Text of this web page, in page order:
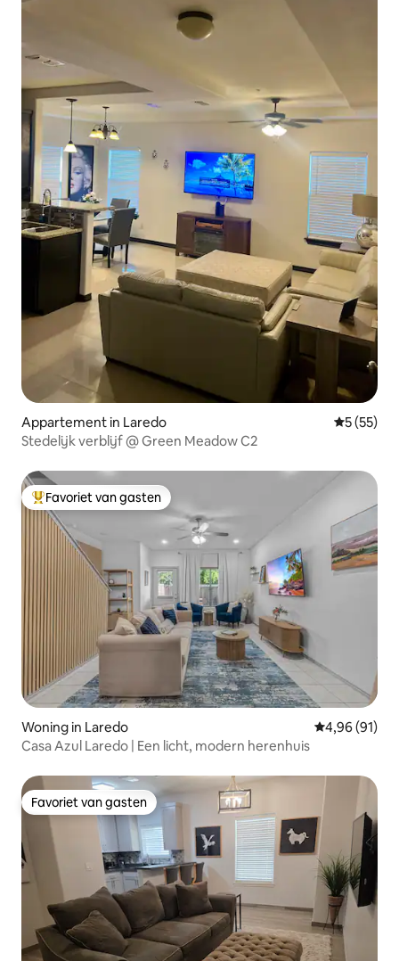
Appartement in Laredo
5 (55)
Stedelijk verblijf @ Green Meadow C2
Topfavoriet van gasten
Favoriet van gasten
Woning in Laredo Gemiddelde
4,96 (91)
Casa Azul Laredo | Een licht, modern herenhuis
Favoriet van gasten
Favoriet van gasten